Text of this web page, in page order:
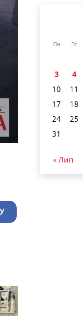
Пн Вт
3
4
10
11
17
18
24
25
31
« Лип